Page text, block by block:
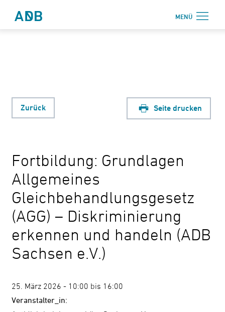
MENÜ
Beratung
Weiterbildung
↗ Nadis
Kontrast
Zurück Seite drucken
Fortbildung: Grundlagen
Allgemeines
Gleichbehandlungsgesetz
(AGG) – Diskriminierung
erkennen und handeln (ADB
Sachsen e.V.)
25. März 2026 - 10:00 bis 16:00
Veranstalter_in: